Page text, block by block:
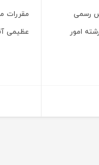
رسمی
امور
مقررات
عظیمی